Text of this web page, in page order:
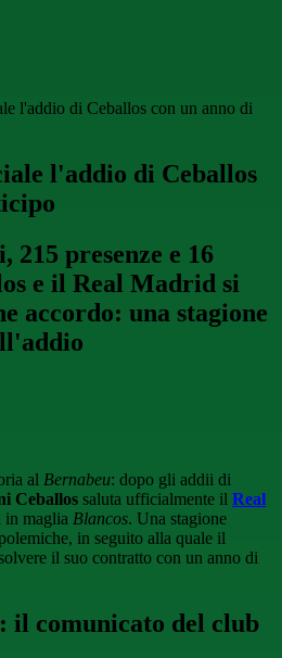
l'addio di Ceballos con un anno di
l'addio di Ceballos
215 presenze e 16
e il Real Madrid si
accordo: una stagione
al Bernabeu: dopo gli addii di
Ceballos saluta ufficialmente il Real
in maglia Blancos. Una stagione
in seguito alla quale il
il suo contratto con un anno di
il comunicato del club